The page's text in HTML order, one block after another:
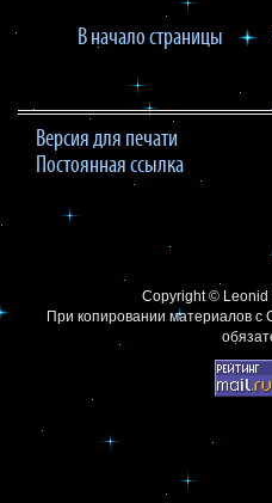
В начало страницы
Версия для печати
Постоянная ссылка
Copyright © Leonid
При копировании материалов с